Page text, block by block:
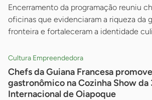
Encerramento da programação reuniu
oficinas que evidenciaram a riqueza da
fronteira e fortaleceram a identidade
Cultura Empreendedora
Chefs da Guiana Francesa
gastronômico na Cozinha Show da
Internacional de Oiapoque